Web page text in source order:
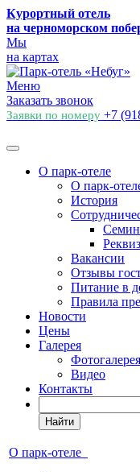
Курортный отель
на черноморском
Мы
на картах
Меню
Заказать звонок
Заявки по номеру +7
О парк-отеле
О парк-
История
Вакансии
Отзывы
Питание в
Правила
Новости
Цены
Галерея
Фотогалерея
Видео
Контакты
Найти
О парк-отеле